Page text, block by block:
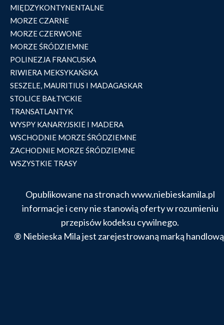
MIĘDZYKONTYNENTALNE
MORZE CZARNE
MORZE CZERWONE
MORZE ŚRÓDZIEMNE
POLINEZJA FRANCUSKA
RIWIERA MEKSYKAŃSKA
SESZELE, MAURITIUS I MADAGASKAR
STOLICE BAŁTYCKIE
TRANSATLANTYK
WYSPY KANARYJSKIE I MADERA
WSCHODNIE MORZE ŚRÓDZIEMNE
ZACHODNIE MORZE ŚRÓDZIEMNE
WSZYSTKIE TRASY
Opublikowane na stronach www.niebieskamila.pl
informacje i ceny nie stanowią oferty w rozumieniu
przepisów kodeksu cywilnego.
® Niebieska Mila jest zarejestrowaną marką